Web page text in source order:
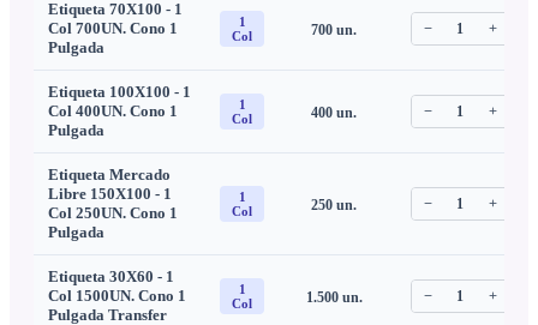
Etiqueta 70X100 - 1
Col 700UN. Cono 1
Pulgada
1
Col
700 un. − 1 +
Etiqueta 100X100 - 1
Col 400UN. Cono 1
Pulgada
1
Col
400 un. − 1 +
Etiqueta Mercado
Libre 150X100 - 1
Col 250UN. Cono 1
Pulgada
1
Col
250 un. − 1 +
Etiqueta 30X60 - 1
Col 1500UN. Cono 1
Pulgada Transfer
1
Col
1.500un. − 1 +